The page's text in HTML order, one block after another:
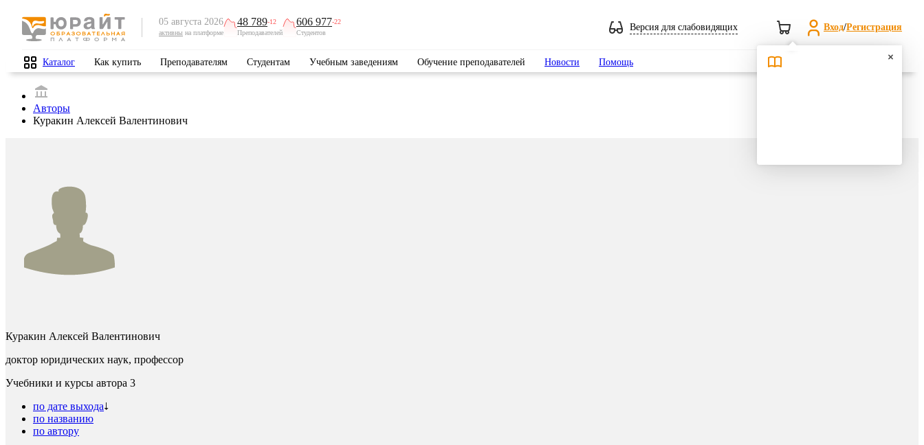
05 августа 2026
активны на платформе
48 789-12
Преподавателей
606 977-22
Студентов
Версия для слабовидящих Вход/Регистрация
Каталог Как купить Преподавателям Студентам Учебным заведениям Обучение преподавателей Новости Помощь Поиск
Авторы
Куракин Алексей Валентинович
Куракин Алексей Валентинович
доктор юридических наук, профессор
Учебники и курсы автора 3
по дате выхода
по названию
по автору